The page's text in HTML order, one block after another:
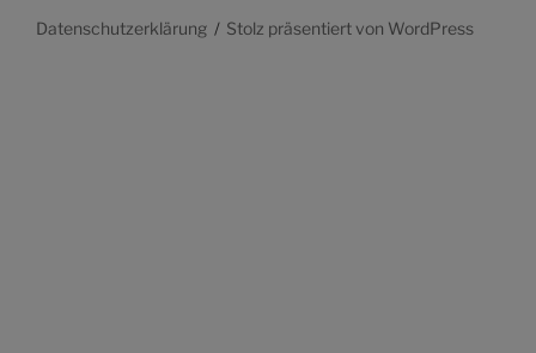
Datenschutzerklärung Stolz präsentiert von WordPress